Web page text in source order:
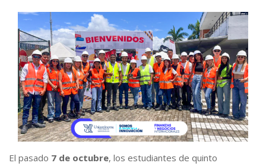
El pasado 7 de octubre, los estudiantes de quinto